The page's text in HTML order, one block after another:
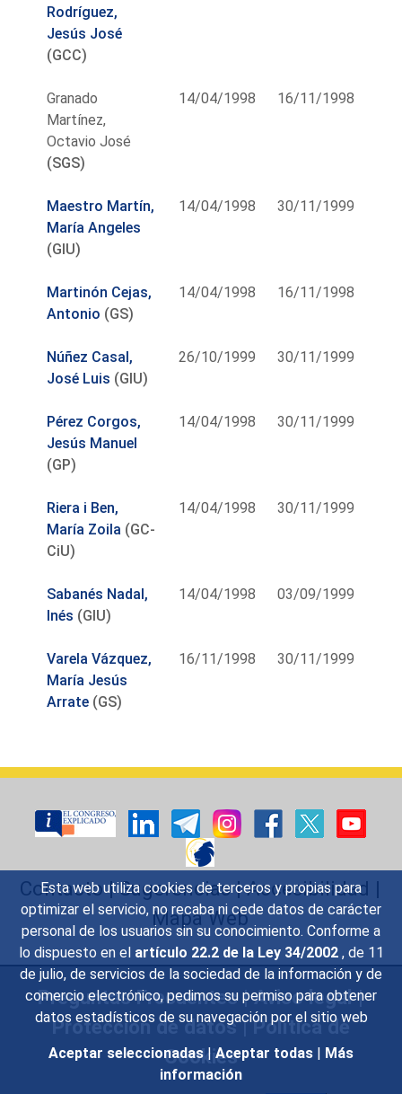
Esta web utiliza cookies de terceros y propias para
optimizar el servicio, no recaba ni cede datos de carácter
personal de los usuarios sin su conocimiento. Conforme a
lo dispuesto en el artículo 22.2 de la Ley 34/2002 , de 11
de julio, de servicios de la sociedad de la información y de
comercio electrónico, pedimos su permiso para obtener
datos estadísticos de su navegación por el sitio web
Aceptar seleccionadas | Aceptar todas | Más
información
Rodríguez,
Jesús José
(GCC)
Granado
Martínez,
Octavio José
(SGS)
14/04/1998 16/11/1998
Maestro Martín,
María Angeles
(GIU)
14/04/1998 30/11/1999
Martinón Cejas,
Antonio (GS)
14/04/1998 16/11/1998
Núñez Casal,
José Luis (GIU)
26/10/1999 30/11/1999
Pérez Corgos,
Jesús Manuel
(GP)
14/04/1998 30/11/1999
Riera i Ben,
María Zoila (GC-
CiU)
14/04/1998 30/11/1999
Sabanés Nadal,
Inés (GIU)
14/04/1998 03/09/1999
Varela Vázquez,
María Jesús
Arrate (GS)
16/11/1998 30/11/1999
Contacto|Sugerencias|Accesibilidad |
Mapa Web
Preguntas Frecuentes|Aviso legal|
Protección de datos|Política de
Cookies